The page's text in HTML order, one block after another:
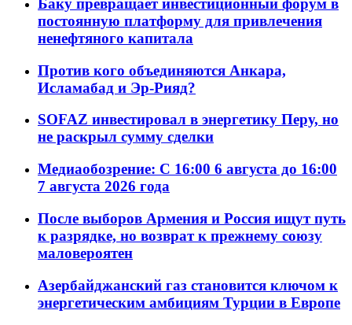
Баку превращает инвестиционный форум в
постоянную платформу для привлечения
ненефтяного капитала
Против кого объединяются Анкара,
Исламабад и Эр-Рияд?
SOFAZ инвестировал в энергетику Перу, но
не раскрыл сумму сделки
Медиаобозрение: С 16:00 6 августа до 16:00
7 августа 2026 года
После выборов Армения и Россия ищут путь
к разрядке, но возврат к прежнему союзу
маловероятен
Азербайджанский газ становится ключом к
энергетическим амбициям Турции в Европе